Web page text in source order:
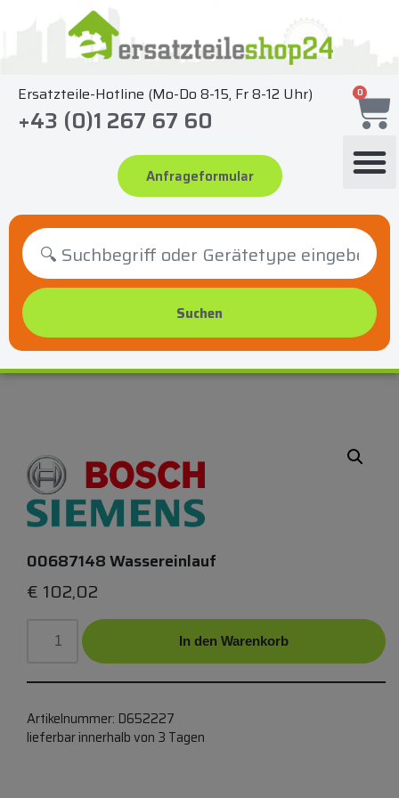
springen
Ersatzteile-Hotline (Mo-Do 8-15, Fr 8-12 Uhr)
+43 (0)1 267 67 60
Anfrageformular
0
00687148 Wassereinlauf
€ 102,02
In den Warenkorb
Artikelnummer: D652227
lieferbar innerhalb von 3 Tagen